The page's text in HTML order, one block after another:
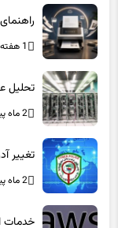
1 هفته پیش
تحلیل عملکرد
2 ماه پیش
تغییر
2 ماه پیش
خدمات